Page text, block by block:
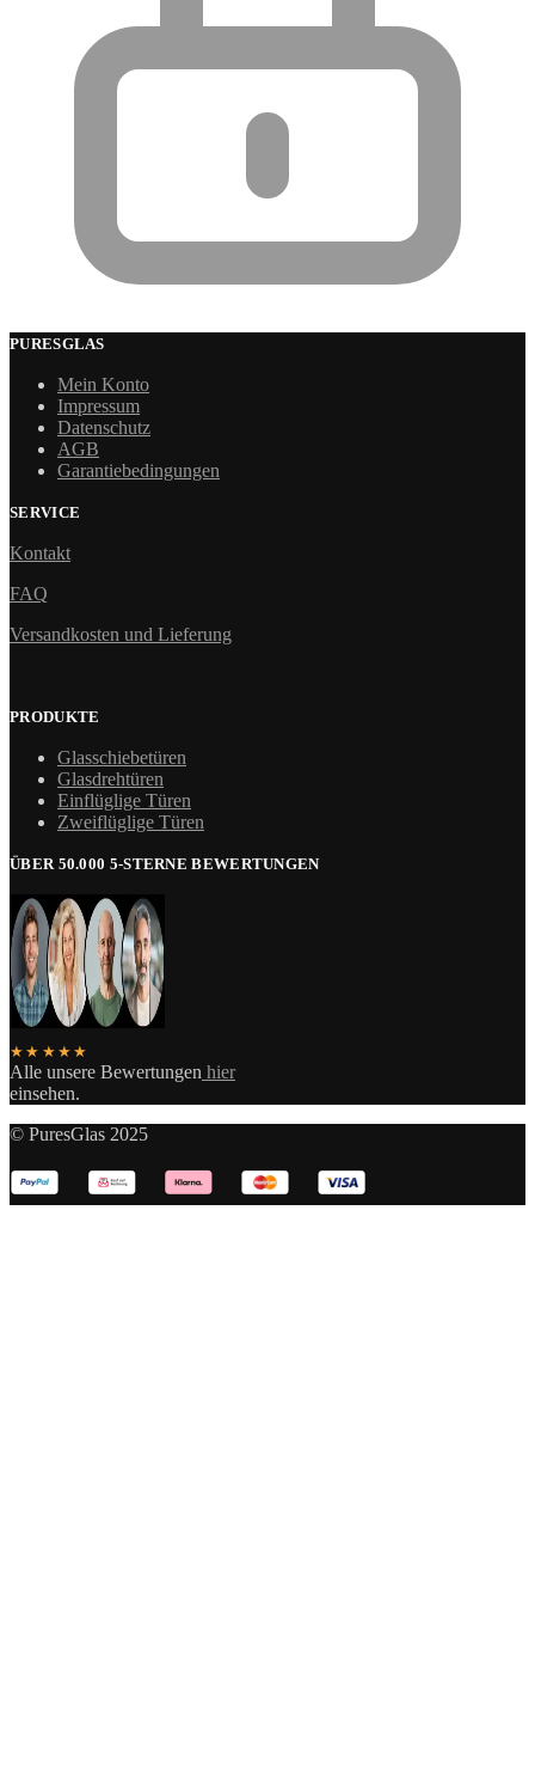
PURESGLAS
Mein Konto
Impressum
Datenschutz
AGB
Garantiebedingungen
SERVICE
Kontakt
FAQ
Versandkosten und Lieferung
PRODUKTE
Glasschiebetüren
Glasdrehtüren
Einflüglige Türen
Zweiflüglige Türen
ÜBER 50.000 5-STERNE BEWERTUNGEN
★★★★★
Alle unsere Bewertungen hier
einsehen.
© PuresGlas 2025